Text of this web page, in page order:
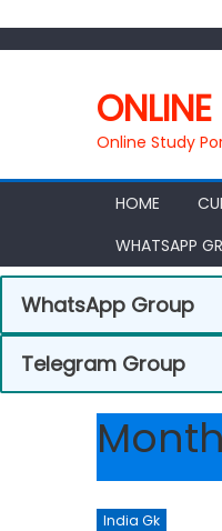
Online Study
HOME
WHATSAPP
WhatsApp Group
Telegram Group
India Gk